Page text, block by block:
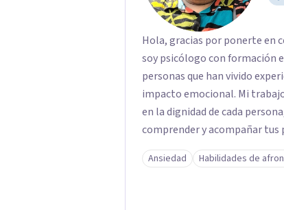
Hola, gracias por ponerte en
soy psicólogo con formación
personas que han vivido
impacto emocional. Mi trabajo se basa en un enfoque respetuoso, ético y centrado
en la dignidad de cada
comprender y acompañar
firmemente en la
bienestar, la autonomía y el sentido de vida. Será un
Ansiedad Habilidades de